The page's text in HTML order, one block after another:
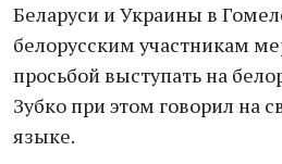
Беларуси и Украины в
белорусским участникам
просьбой выступать на
Зубко при этом говорил на
языке.